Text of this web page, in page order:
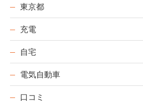
東京都
充電
自宅
電気自動車
口コミ